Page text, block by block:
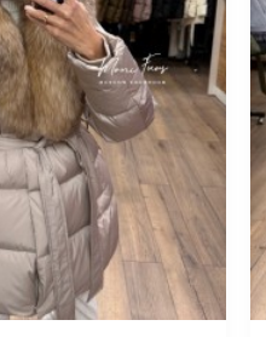
“хакки” 80 см.